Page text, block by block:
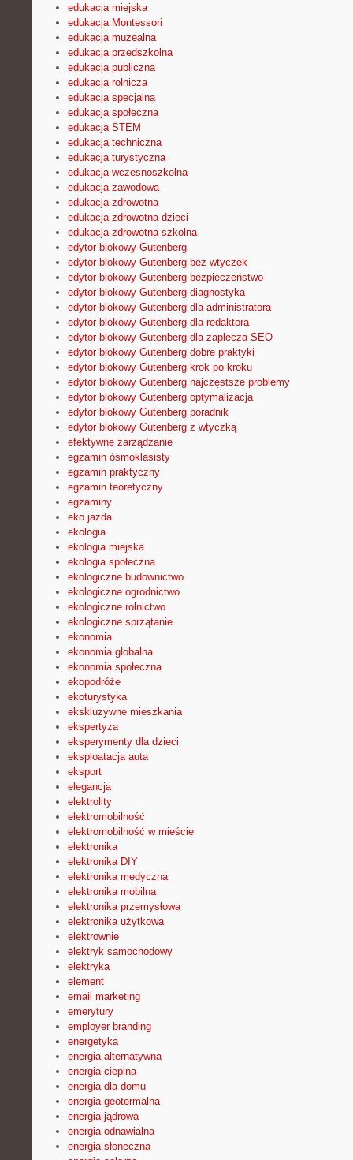
edukacja miejska
edukacja Montessori
edukacja muzealna
edukacja przedszkolna
edukacja publiczna
edukacja rolnicza
edukacja specjalna
edukacja społeczna
edukacja STEM
edukacja techniczna
edukacja turystyczna
edukacja wczesnoszkolna
edukacja zawodowa
edukacja zdrowotna
edukacja zdrowotna dzieci
edukacja zdrowotna szkolna
edytor blokowy Gutenberg
edytor blokowy Gutenberg bez wtyczek
edytor blokowy Gutenberg bezpieczeństwo
edytor blokowy Gutenberg diagnostyka
edytor blokowy Gutenberg dla administratora
edytor blokowy Gutenberg dla redaktora
edytor blokowy Gutenberg dla zaplecza SEO
edytor blokowy Gutenberg dobre praktyki
edytor blokowy Gutenberg krok po kroku
edytor blokowy Gutenberg najczęstsze problemy
edytor blokowy Gutenberg optymalizacja
edytor blokowy Gutenberg poradnik
edytor blokowy Gutenberg z wtyczką
efektywne zarządzanie
egzamin ósmoklasisty
egzamin praktyczny
egzamin teoretyczny
egzaminy
eko jazda
ekologia
ekologia miejska
ekologia społeczna
ekologiczne budownictwo
ekologiczne ogrodnictwo
ekologiczne rolnictwo
ekologiczne sprzątanie
ekonomia
ekonomia globalna
ekonomia społeczna
ekopodróże
ekoturystyka
ekskluzywne mieszkania
ekspertyza
eksperymenty dla dzieci
eksploatacja auta
eksport
elegancja
elektrolity
elektromobilność
elektromobilność w mieście
elektronika
elektronika DIY
elektronika medyczna
elektronika mobilna
elektronika przemysłowa
elektronika użytkowa
elektrownie
elektryk samochodowy
elektryka
element
email marketing
emerytury
employer branding
energetyka
energia alternatywna
energia cieplna
energia dla domu
energia geotermalna
energia jądrowa
energia odnawialna
energia słoneczna